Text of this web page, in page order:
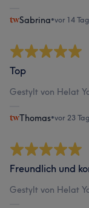
Sabrina•vor 14
Top
Gestylt von Helat
Thomas•vor 23
Freundlich und
Gestylt von Helat